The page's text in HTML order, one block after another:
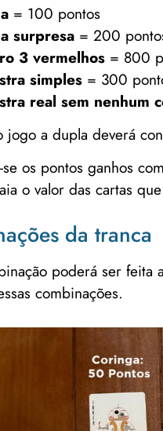
= 100 pontos
surpresa= 200
3 vermelhos= 800
simples = 300
real sem nenhum
jogo a dupla deverá
se os pontos ganhos
o valor das cartas
da tranca
poderá ser feita
combinações.